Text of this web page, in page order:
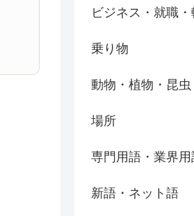
ビジネス・就職
乗り物
動物・植物・昆虫
場所
専門用語・業界用
新語・ネット語